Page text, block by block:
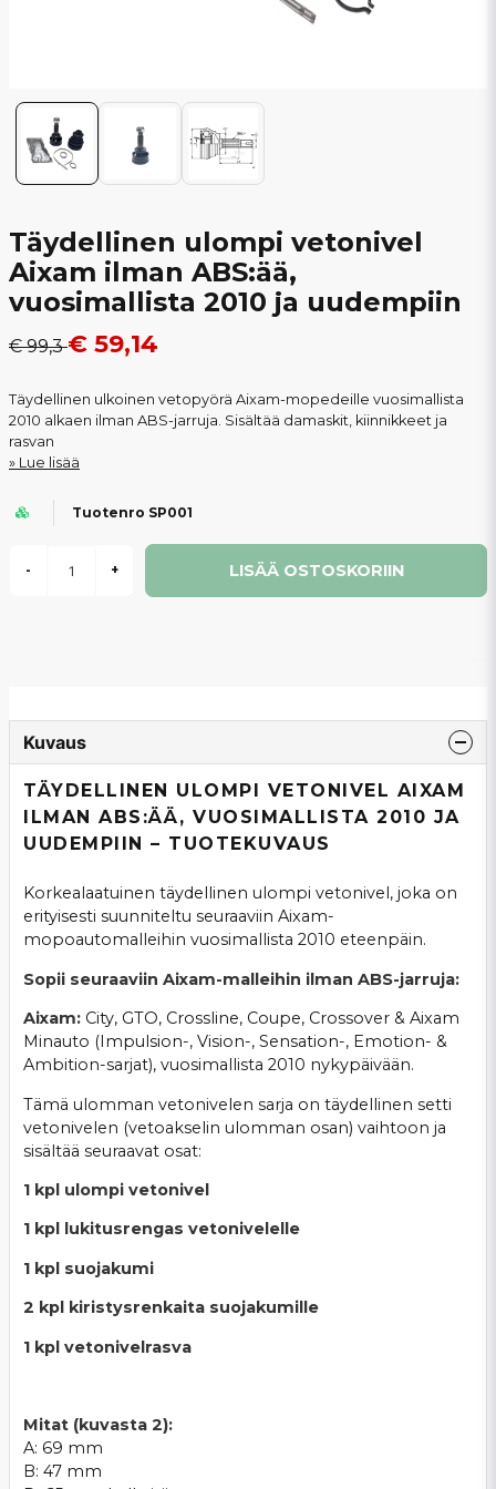
Täydellinen ulompi vetonivel
Aixam ilman ABS:ää,
vuosimallista 2010 ja uudempiin
€ 99,3€ 59,14
Täydellinen ulkoinen vetopyörä Aixam-mopedeille vuosimallista
2010 alkaen ilman ABS-jarruja. Sisältää damaskit, kiinnikkeet ja
rasvan
Lue lisää
Tuotenro SP001
- + LISÄÄ OSTOSKORIIN
Kuvaus
TÄYDELLINEN ULOMPI VETONIVEL AIXAM
ILMAN ABS:ÄÄ, VUOSIMALLISTA 2010 JA
UUDEMPIIN – TUOTEKUVAUS
Korkealaatuinen täydellinen ulompi vetonivel, joka on
erityisesti suunniteltu seuraaviin Aixam-
mopoautomalleihin vuosimallista 2010 eteenpäin.
Sopii seuraaviin Aixam-malleihin ilman ABS-jarruja:
Aixam: City, GTO, Crossline, Coupe, Crossover & Aixam
Minauto (Impulsion-, Vision-, Sensation-, Emotion- &
Ambition-sarjat), vuosimallista 2010 nykypäivään.
Tämä ulomman vetonivelen sarja on täydellinen setti
vetonivelen (vetoakselin ulomman osan) vaihtoon ja
sisältää seuraavat osat:
1 kpl ulompi vetonivel
1 kpl lukitusrengas vetonivelelle
1 kpl suojakumi
2 kpl kiristysrenkaita suojakumille
1 kpl vetonivelrasva
Mitat (kuvasta 2):
A: 69 mm
B: 47 mm